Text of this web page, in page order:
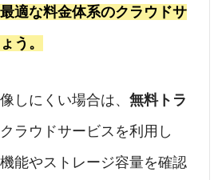
適な料金体系のクラウドサ
う。
しにくい場合は、 無料トラ
ラウドサービスを利用し
能やストレージ容量を確認